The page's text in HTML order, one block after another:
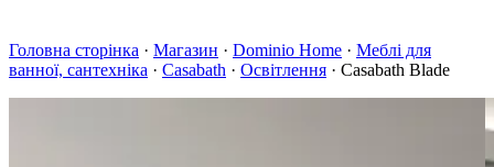
Головна сторінка · Магазин · Dominio Home · Меблі для
ванної, сантехніка · Сasabath · Освітлення · Сasabath Blade